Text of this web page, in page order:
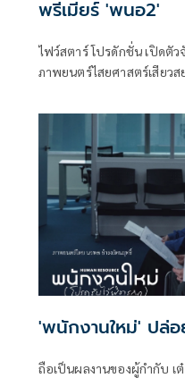
พรีเมียร์ 'พนอ2'
ไฟว์สตาร์ โปรดักชั่น เปิดตัวจัดใหญ่จัดเต็มกาล่าพรีเมียร์
ภาพยนตร์ไสยศาสตร์เสียวส
สยองอีกครั้งใน “พนอ2” โดยภาพยนตร์จะบอกเล่าเรื่องราวหลัง
จากที่ พนอ ได้คืนพลังเทพ
รีเซ็ตเริ่มความทรงจําใหม่กั
เธอใฝ่ฝัน โดยมี เปี๊ยก คอย
'พนักงานใหม่' ปล่อ
ถือเป็นผลงานของผู้กำกับ เต๋อ-